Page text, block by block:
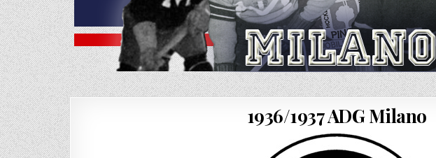
1936/1937 ADG Milano